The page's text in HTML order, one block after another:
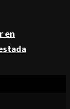
en